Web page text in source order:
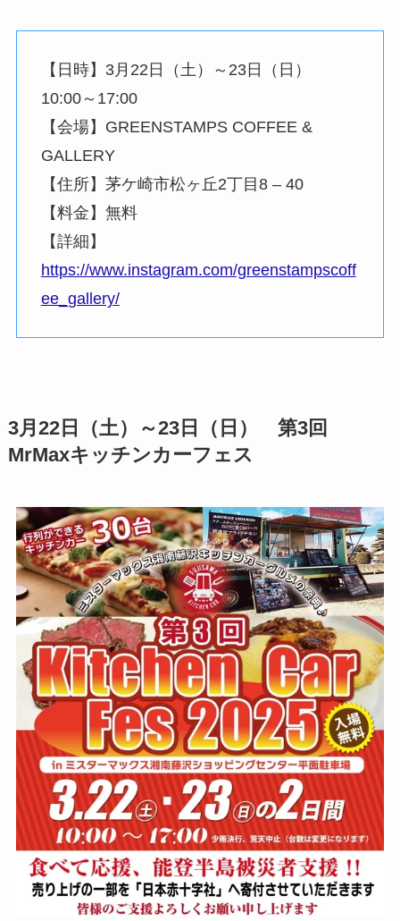
【日時】3月22日（土）～23日（日）
10:00～17:00
【会場】GREENSTAMPS COFFEE &
GALLERY
【住所】茅ケ崎市松ヶ丘2丁目8 – 40
【料金】無料
【詳細】
https://www.instagram.com/greenstampscoff
ee_gallery/
3月22日（土）～23日（日） 第3回
MrMaxキッチンカーフェス